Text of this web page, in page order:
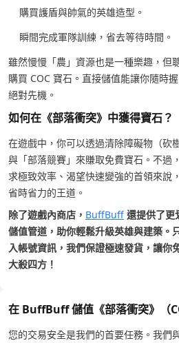
購買護盾與帥氣的英雄造型。
瞬間完成軍隊訓練，省去等待時間。
雖然慢慢「農」資源也是一種樂趣，
購買 COC 寶石。直接儲值能讓你隨時
絕對先機。
如何在《部落衝突》中獲得寶石？
在遊戲中，你可以透過清除障礙物（砍
與「部落競賽」來賺取免費寶石。不過
求極致效率、渴望快速變強的首領來說
省時省力的王道。
除了遊戲內商店， BuffBuff 還提供了更
儲值管道，助你輕鬆升級英雄與建築。
入帳號資訊，我們保證極速發貨，讓你
大殺四方！
在 BuffBuff 儲值《部落衝突》（
您的交易安全是我們的首要任務。我們